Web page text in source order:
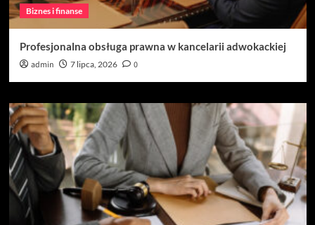
Biznes i finanse
Profesjonalna obsługa prawna w kancelarii adwokackiej
admin 7 lipca, 2026 0